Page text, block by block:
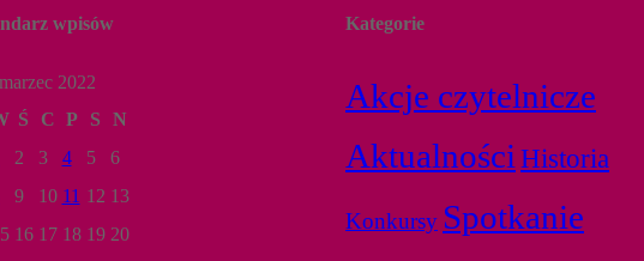
wpisów
marzec 2022
Ś C P S
N
2 3 4 5
6
9 10 11 12 13
16 17 18 19 20
Kategorie
Akcje czytelnicze
Aktualności Historia
Konkursy Spotkanie